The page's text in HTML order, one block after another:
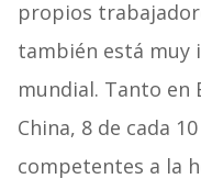
propios
también está muy
mundial. Tanto en
China, 8 de cada
competentes a la